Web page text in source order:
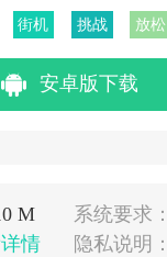
街机 挑战 放松
安卓版下载
M 系统要求：
情 隐私说明：